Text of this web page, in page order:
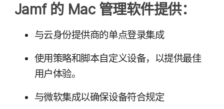
Jamf 的Mac 管理​软件​提供：
与​云身份​提供商​的​单点​登录​集成
使用​策略​和​脚本​自定​义​设备，​以​提供​最​佳​
用​户​体验。
与​微软​集成​以确保​设备​符合​规定